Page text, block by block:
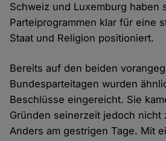
Schweiz und Luxemburg haben
Parteiprogrammen klar für eine
Staat und Religion positioniert.
Bereits auf den beiden
Bundesparteitagen wurden
Beschlüsse eingereicht. Sie
Gründen seinerzeit jedoch nicht
Anders am gestrigen Tage. Mit